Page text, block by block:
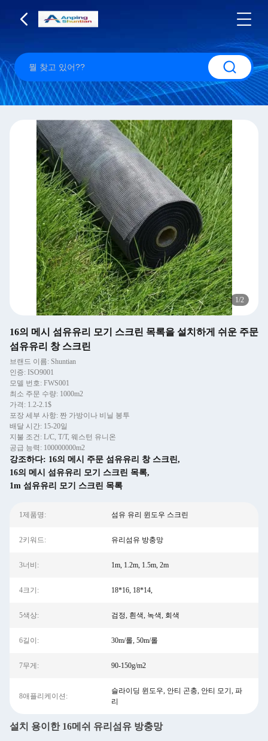
1/2
16의 메시 섬유유리 모기 스크린 목록을 설치하게 쉬운 주문
섬유유리 창 스크린
브랜드 이름: Shuntian
인증: ISO9001
모델 번호: FWS001
최소 주문 수량: 1000m2
가격: 1.2-2.1$
포장 세부 사항: 짠 가방이나 비닐 봉투
배달 시간: 15-20일
지불 조건: L/C, T/T, 웨스턴 유니온
공급 능력: 100000000m2
강조하다: 16의 메시 주문 섬유유리 창 스크린,
16의 메시 섬유유리 모기 스크린 목록,
1m 섬유유리 모기 스크린 목록
1제품명: 섬유 유리 윈도우 스크린
2키워드: 유리섬유 방충망
3너비: 1m, 1.2m, 1.5m, 2m
4크기: 18*16, 18*14,
5색상: 검정, 흰색, 녹색, 회색
6길이: 30m/롤, 50m/롤
7무게: 90-150g/m2
8애플리케이션:
슬라이딩 윈도우, 안티 곤충, 안티 모기, 파
리
설치 용이한 16메쉬 유리섬유 방충망